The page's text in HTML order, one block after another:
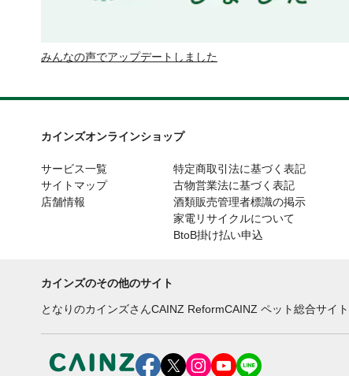
みんなの声でアップデートしました
カインズオンラインショップ
サービス一覧
サイトマップ
店舗情報
特定商取引法に基づく表記
古物営業法に基づく表記
酒類販売管理者標識の掲示
家電リサイクルについて
BtoB掛け払い申込
カインズのその他のサイト
となりのカインズさんCAINZ ReformCAINZ ペット総合サイト